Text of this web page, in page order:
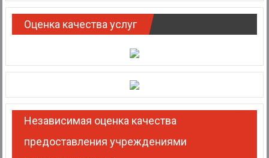
Оценка качества услуг
Независимая оценка качества
предоставления учреждениями